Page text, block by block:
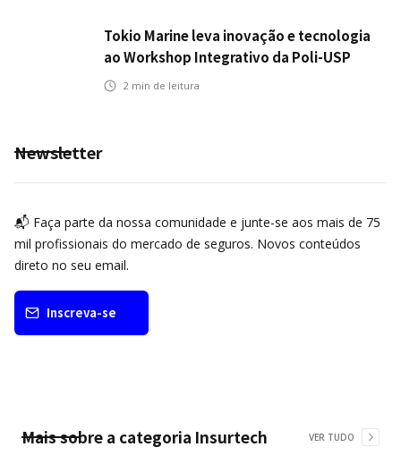
Tokio Marine leva inovação e tecnologia
ao Workshop Integrativo da Poli-USP
2 min de leitura
Newsletter
📬 Faça parte da nossa comunidade e junte-se aos mais de 75
mil profissionais do mercado de seguros. Novos conteúdos
direto no seu email.
Inscreva-se
Mais sobre a categoria Insurtech VER TUDO